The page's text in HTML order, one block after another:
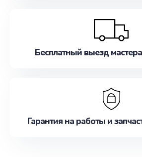
Бесплатный выезд
Гарантия на работы и